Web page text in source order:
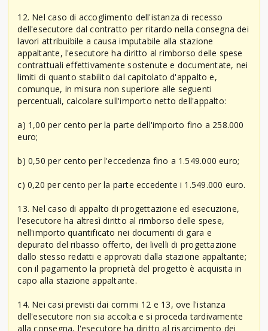
12. Nel caso di accoglimento dell'istanza di recesso
dell'esecutore dal contratto per ritardo nella consegna dei
lavori attribuibile a causa imputabile alla stazione
appaltante, l'esecutore ha diritto al rimborso delle spese
contrattuali effettivamente sostenute e documentate, nei
limiti di quanto stabilito dal capitolato d'appalto e,
comunque, in misura non superiore alle seguenti
percentuali, calcolare sull'importo netto dell'appalto:
a) 1,00 per cento per la parte dell'importo fino a 258.000
euro;
b) 0,50 per cento per l'eccedenza fino a 1.549.000 euro;
c) 0,20 per cento per la parte eccedente i 1.549.000 euro.
13. Nel caso di appalto di progettazione ed esecuzione,
l'esecutore ha altresì diritto al rimborso delle spese,
nell'importo quantificato nei documenti di gara e
depurato del ribasso offerto, dei livelli di progettazione
dallo stesso redatti e approvati dalla stazione appaltante;
con il pagamento la proprietà del progetto è acquisita in
capo alla stazione appaltante.
14. Nei casi previsti dai commi 12 e 13, ove l'istanza
dell'esecutore non sia accolta e si proceda tardivamente
alla consegna, l'esecutore ha diritto al risarcimento dei